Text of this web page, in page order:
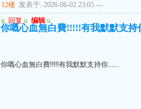
12楼 发表于: 2026-06-02 23:05 ---
u 回复 u 编辑 u
你嘅心血無白費!!!!!有我默默支持
你嘅心血無白費!!!!!有我默默支持你......